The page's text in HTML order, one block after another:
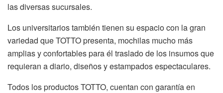
las diversas sucursales.
Los universitarios también tienen su espacio con la gran
variedad que TOTTO presenta, mochilas mucho más
amplias y confortables para él traslado de los insumos que
requieran a diario, diseños y estampados espectaculares.
Todos los productos TOTTO, cuentan con garantía en